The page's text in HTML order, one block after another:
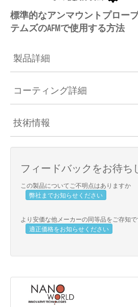
標準的なアンマウントプロー
テムズのAFMで使用する方法
製品詳細
コーティング詳細
技術情報
フィードバックをお待ち
この製品についてご不明点はありますか
弊社までお知らせください
より安価な他メーカーの同等品をご存知で
適正価格をお知らせください